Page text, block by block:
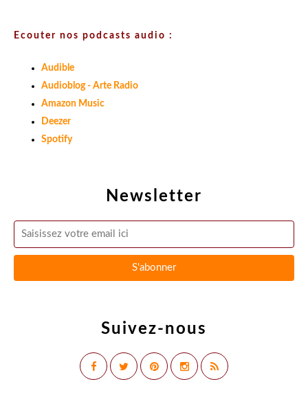
Newsletter
Suivez-nous
Ecouter nos podcasts audio :
Audible
Audioblog - Arte Radio
Amazon Music
Deezer
Spotify